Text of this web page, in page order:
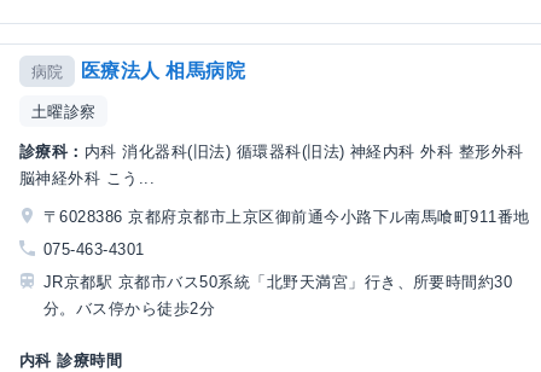
病院 医療法人 相馬病院
土曜診察
診療科： 内科 消化器科(旧法) 循環器科(旧法) 神経内科 外科 整形外科
脳神経外科 こう...
〒6028386 京都府京都市上京区御前通今小路下ル南馬喰町911番地
075-463-4301
JR京都駅 京都市バス50系統「北野天満宮」行き、所要時間約30
分。バス停から徒歩2分
内科 診療時間